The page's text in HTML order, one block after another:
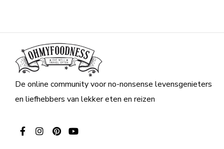
De online community voor no-nonsense levensgenieters
en liefhebbers van lekker eten en reizen